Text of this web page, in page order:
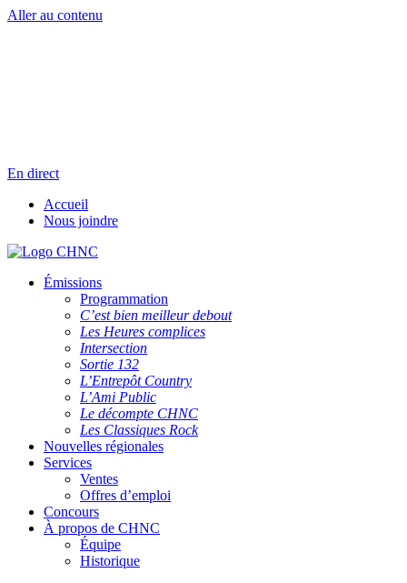
Aller au contenu
En direct
Accueil
Nous joindre
Émissions
Programmation
C’est bien meilleur debout
Les Heures complices
Intersection
Sortie 132
L’Entrepôt Country
L’Ami Public
Le décompte CHNC
Les Classiques Rock
Nouvelles régionales
Services
Ventes
Offres d’emploi
Concours
À propos de CHNC
Équipe
Historique